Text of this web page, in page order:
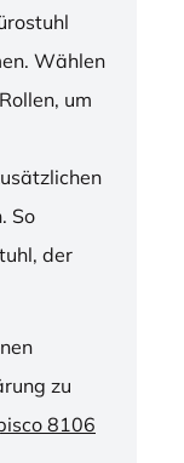
Wählen
um
So
der
zu
8106